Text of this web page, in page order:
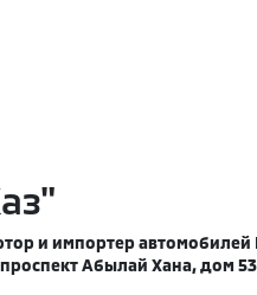
и импортер автомобилей
Абылай Хана, дом